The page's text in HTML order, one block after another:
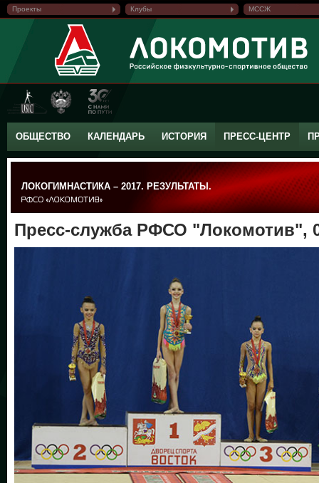
Проекты Клубы МССЖ
ОБЩЕСТВО КАЛЕНДАРЬ ИСТОРИЯ ПРЕСС-ЦЕНТР
ЛОКОГИМНАСТИКА – 2017. РЕЗУЛЬТАТЫ.
Пресс-служба РФСО "Локомотив",